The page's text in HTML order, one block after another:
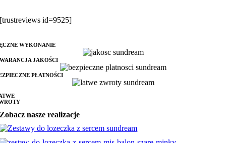
[trustreviews id=9525]
WYKONANIE
JAKOŚCI
PŁATNOŚCI
Zobacz nasze realizacje